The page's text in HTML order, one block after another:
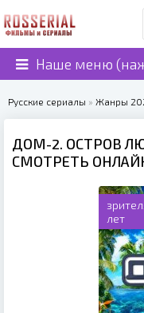
Наше меню
Русские сериалы » Жанры
ДОМ-2. ОСТРОВ
СМОТРЕТЬ
лет